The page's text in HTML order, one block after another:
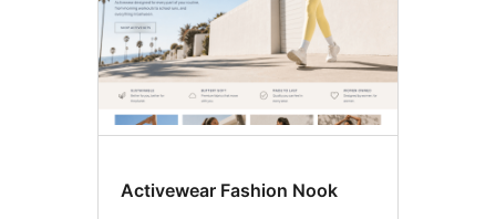
Activewear Fashion Nook